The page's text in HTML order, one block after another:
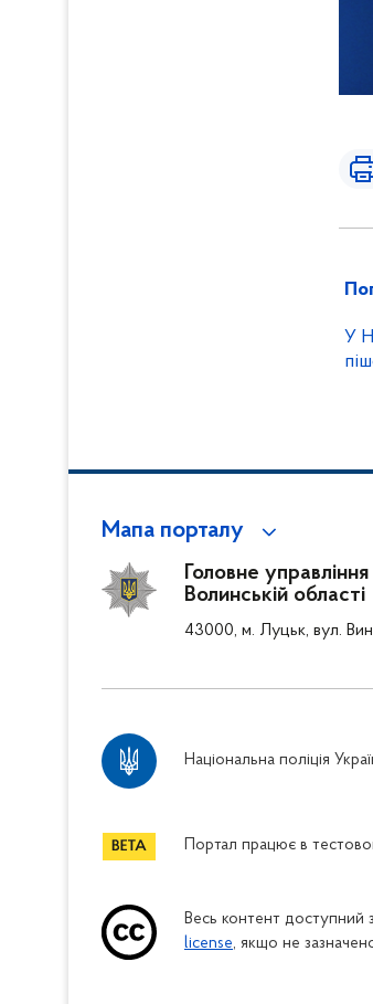
У
Мапа порталу
Головне управління
Волинській області
43000, м. Луцьк, вул.
Національна поліція
Портал працює в
Весь контент доступний
license, якщо не